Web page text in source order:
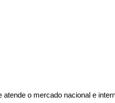
o mercado nacional e